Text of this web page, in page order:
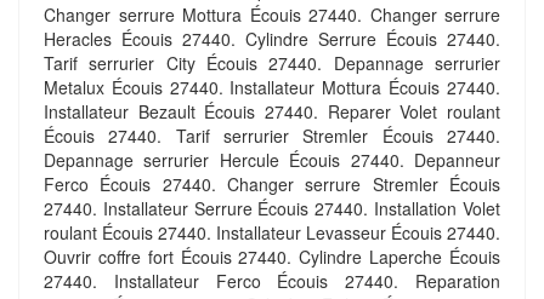
Changer serrure Mottura Écouis 27440. Changer serrure
Heracles Écouis 27440. Cylindre Serrure Écouis 27440.
Tarif serrurier City Écouis 27440. Depannage serrurier
Metalux Écouis 27440. Installateur Mottura Écouis 27440.
Installateur Bezault Écouis 27440. Reparer Volet roulant
Écouis 27440. Tarif serrurier Stremler Écouis 27440.
Depannage serrurier Hercule Écouis 27440. Depanneur
Ferco Écouis 27440. Changer serrure Stremler Écouis
27440. Installateur Serrure Écouis 27440. Installation Volet
roulant Écouis 27440. Installateur Levasseur Écouis 27440.
Ouvrir coffre fort Écouis 27440. Cylindre Laperche Écouis
27440. Installateur Ferco Écouis 27440. Reparation